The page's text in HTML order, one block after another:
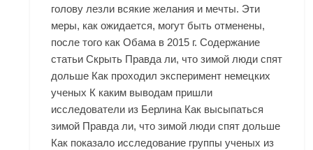
голову лезли всякие желания и мечты. Эти
меры, как ожидается, могут быть отменены,
после того как Обама в 2015 г. Содержание
статьи Скрыть Правда ли, что зимой люди спят
дольше Как проходил эксперимент немецких
ученых К каким выводам пришли
исследователи из Берлина Как высыпаться
зимой Правда ли, что зимой люди спят дольше
Как показало исследование группы ученых из